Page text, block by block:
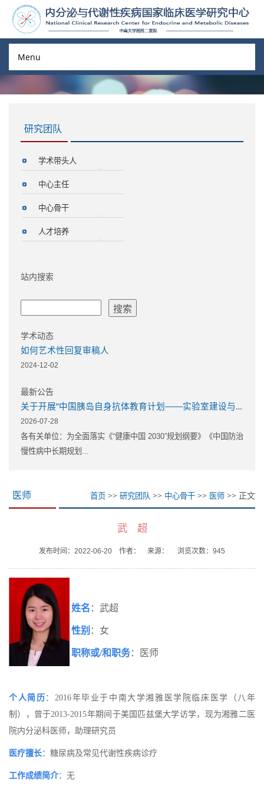
Menu
研究团队
学术带头人
中心主任
中心骨干
人才培养
站内搜索
学术动态
如何艺术性回复审稿人
2024-12-02
最新公告
关于开展“中国胰岛自身抗体教育计划——实验室建设与教育培训” 示范实验室立项与培育项目申报的通知
2026-07-28
各有关单位：为全面落实《“健康中国 2030”规划纲要》《中国防治
慢性病中长期规划...
医师 首页 >> 研究团队 >> 中心骨干 >> 医师 >> 正文
武 超
发布时间：2022-06-20 作者： 来源： 浏览次数： 945
姓名 ：武超
性别 ：女
职称或/和职务：医师
个人简历 ： 2016年毕业于中南大学湘雅医学院临床医学（八年
制），曾于2013-2015年期间于美国匹兹堡大学访学，现为湘雅二医
院内分泌科医师，助理研究员
医疗擅长：糖尿病及常见代谢性疾病诊疗
工作成绩简介： 无